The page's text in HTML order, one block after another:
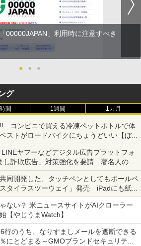
00000JAPAN」利用時に注意すべき
● ● ●
グ
間 1週間 1カ月
コンビニで買える冷凍ペットボトルで体
ストがロードバイクにちょうどいい【ぼっ
14】【空いた時間でなにしてる？】
ヤフーなどデジタル広告プラットフォ
し詐欺広告」対策強化を要請 著名人の写
詐欺などへの対策として
同開発した、タッチペンとしてもボールペ
タイラスツーウェイ」発売 iPadにも紙に
込める
ない？ 米ニュースサイトがAIクローラー
【やじうまWatch】
行のうち、なりすましメールを遮断できる
にとどまる～GMOブランドセキュリティ